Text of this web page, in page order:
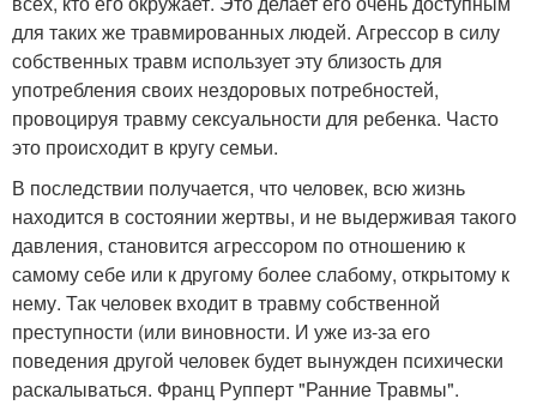
для таких же травмированных людей. Агрессор в силу
собственных травм использует эту близость для
употребления своих нездоровых потребностей,
провоцируя травму сексуальности для ребенка. Часто
это происходит в кругу семьи.
В последствии получается, что человек, всю жизнь
находится в состоянии жертвы, и не выдерживая такого
давления, становится агрессором по отношению к
самому себе или к другому более слабому, открытому к
нему. Так человек входит в травму собственной
преступности (или виновности. И уже из-за его
поведения другой человек будет вынужден психически
раскалываться. Франц Рупперт "Ранние Травмы".